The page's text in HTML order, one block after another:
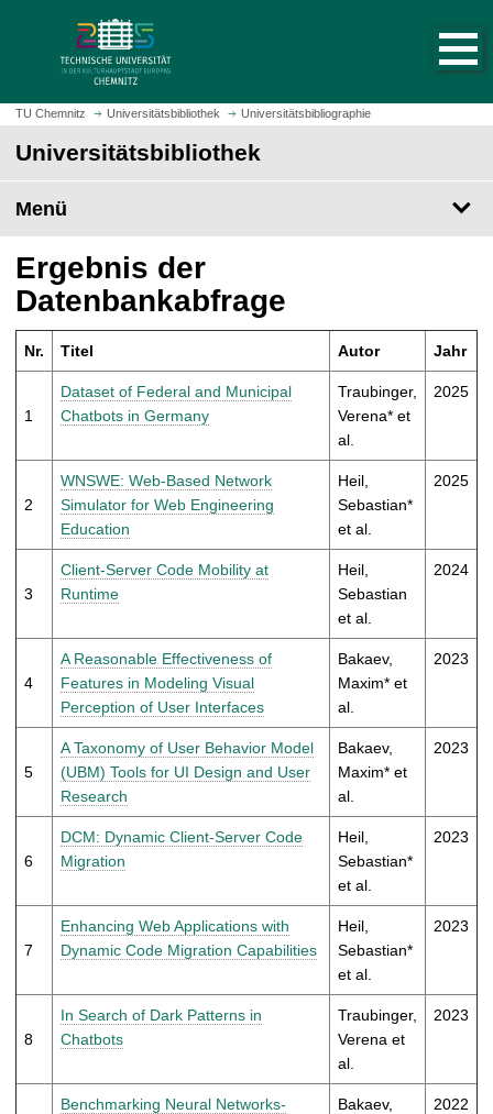
z
m
t
e
i
t
u
f
u
f
n
TU Chemnitz Universitätsbibliothek Universitätsbibliographie
Universitätsbibliothek
Menü
Ergebnis der
Datenbankabfrage
Nr. Titel Autor Jahr
1
Dataset of Federal and Municipal
Chatbots in Germany
Traubinger,
Verena* et
al.
2025
2
WNSWE: Web-Based Network
Simulator for Web Engineering
Education
Heil,
Sebastian*
et al.
2025
3
Client-Server Code Mobility at
Runtime
Heil,
Sebastian
et al.
2024
4
A Reasonable Effectiveness of
Features in Modeling Visual
Perception of User Interfaces
Bakaev,
Maxim* et
al.
2023
5
A Taxonomy of User Behavior Model
(UBM) Tools for UI Design and User
Research
Bakaev,
Maxim* et
al.
2023
6
DCM: Dynamic Client-Server Code
Migration
Heil,
Sebastian*
et al.
2023
7
Enhancing Web Applications with
Dynamic Code Migration Capabilities
Heil,
Sebastian*
et al.
2023
8
In Search of Dark Patterns in
Chatbots
Traubinger,
Verena et
al.
2023
Benchmarking Neural Networks-
Bakaev,
2022